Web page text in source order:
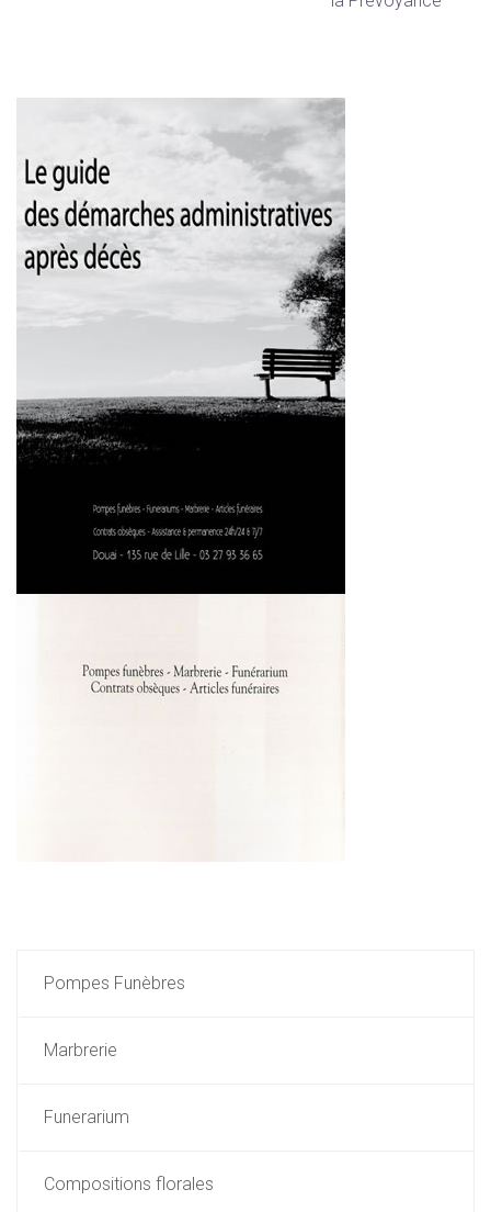
Pompes Funèbres
Marbrerie
Funerarium
Compositions florales